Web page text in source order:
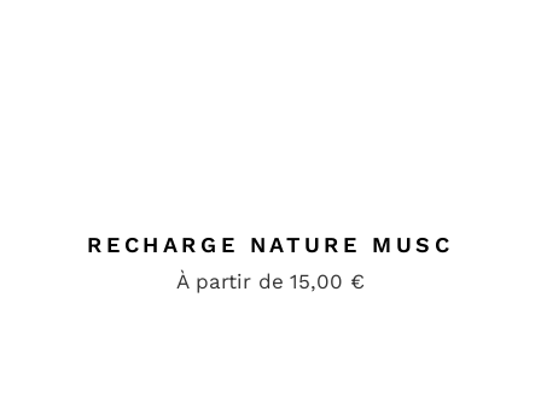
RECHARGE NATURE MUSC
À partir de 15,00 €